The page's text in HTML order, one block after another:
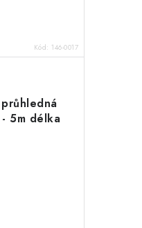
Kód: 146-0017
5m délka